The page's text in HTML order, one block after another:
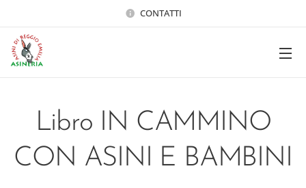
CONTATTI
Libro IN CAMMINO
CON ASINI E BAMBINI